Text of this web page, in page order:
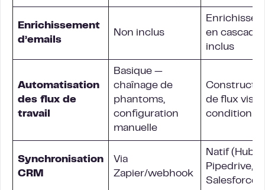
Enrichissement
d’emails
Non inclus
en cascade
inclus
Automatisation
des flux de
travail
Basique —
chaînage de
phantoms,
configuration
manuelle
de flux
Synchronisation
CRM
Via
Zapier/webhook
Natif
Pipedrive,
Salesforce)